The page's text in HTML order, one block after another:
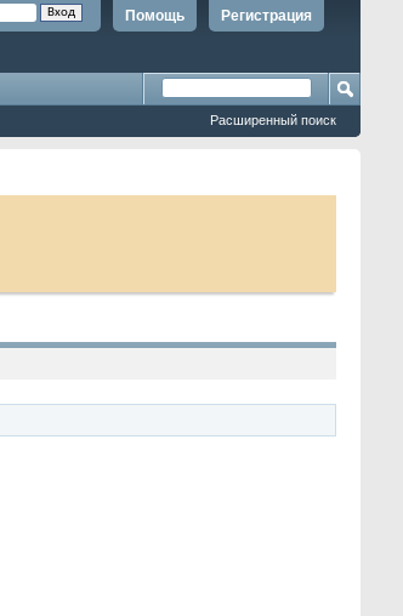
Регистрация
Помощь
Расширенный поиск